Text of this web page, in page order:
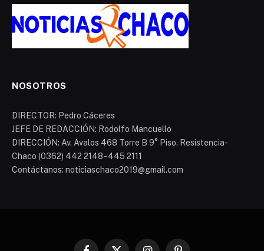
NOSOTROS
DIRECTOR: Pedro Cáceres
JEFE DE REDACCIÓN: Rodolfo Mancuello
DIRECCIÓN: Av. Avalos 468 Torre B 9° Piso. Resistencia-
Chaco (0362) 442 2148 - 445 2111
Contáctanos: noticiaschaco2019@gmail.com